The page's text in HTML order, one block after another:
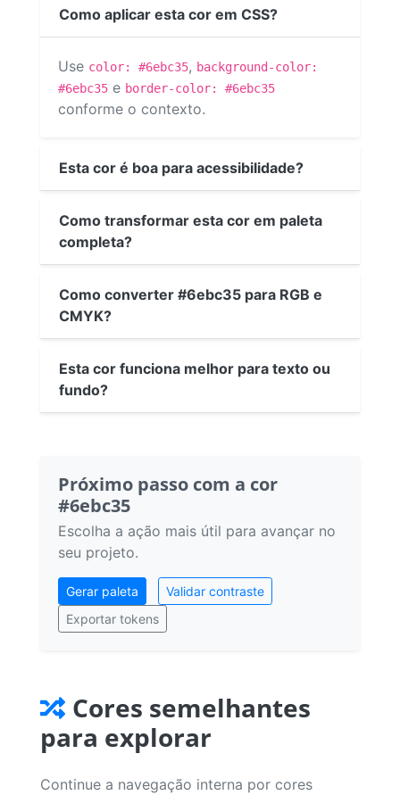
Como aplicar esta cor em CSS?
Use color: #6ebc35, background-color:
#6ebc35 e border-color: #6ebc35
conforme o contexto.
Esta cor é boa para acessibilidade?
Como transformar esta cor em paleta
completa?
Como converter #6ebc35 para RGB e
CMYK?
Esta cor funciona melhor para texto ou
fundo?
Próximo passo com a cor
#6ebc35
Escolha a ação mais útil para avançar no
seu projeto.
Gerar paleta
Validar contraste
Exportar tokens
Cores semelhantes
para explorar
Continue a navegação interna por cores